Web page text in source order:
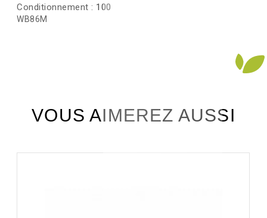
Conditionnement : 100
WB86M
VOUS AIMEREZ AUSSI